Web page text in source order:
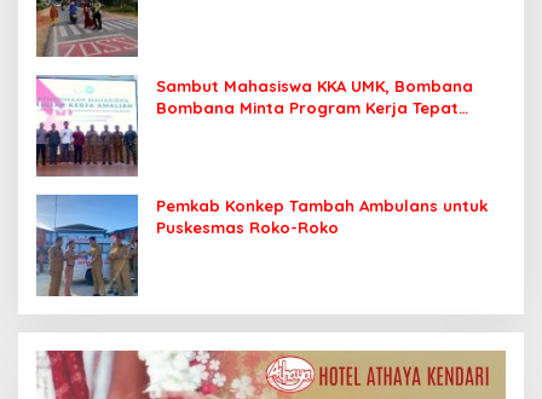
Sambut Mahasiswa KKA UMK, Bombana
Bombana Minta Program Kerja Tepat
Pemkab Konkep Tambah Ambulans untuk
Puskesmas Roko-Roko